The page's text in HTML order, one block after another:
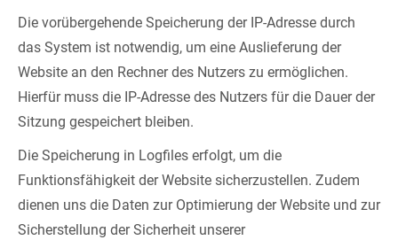
Die vorübergehende Speicherung der IP-Adresse durch
das System ist notwendig, um eine Auslieferung der
Website an den Rechner des Nutzers zu ermöglichen.
Hierfür muss die IP-Adresse des Nutzers für die Dauer der
Sitzung gespeichert bleiben.
Die Speicherung in Logfiles erfolgt, um die
Funktionsfähigkeit der Website sicherzustellen. Zudem
dienen uns die Daten zur Optimierung der Website und zur
Sicherstellung der Sicherheit unserer